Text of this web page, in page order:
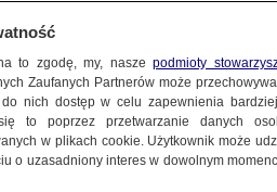
to zgodę, my, naszepodmioty
Zaufanych Partnerów może
nich dostęp w celu zapewnienia
to poprzez przetwarzanie danych
w plikach cookie. Użytkownik może
o uzasadniony interes w dowolnym